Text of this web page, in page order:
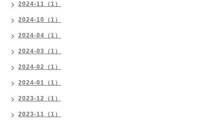
2024-11（1）
2024-10（1）
2024-04（1）
2024-03（1）
2024-02（1）
2024-01（1）
2023-12（1）
2023-11（1）